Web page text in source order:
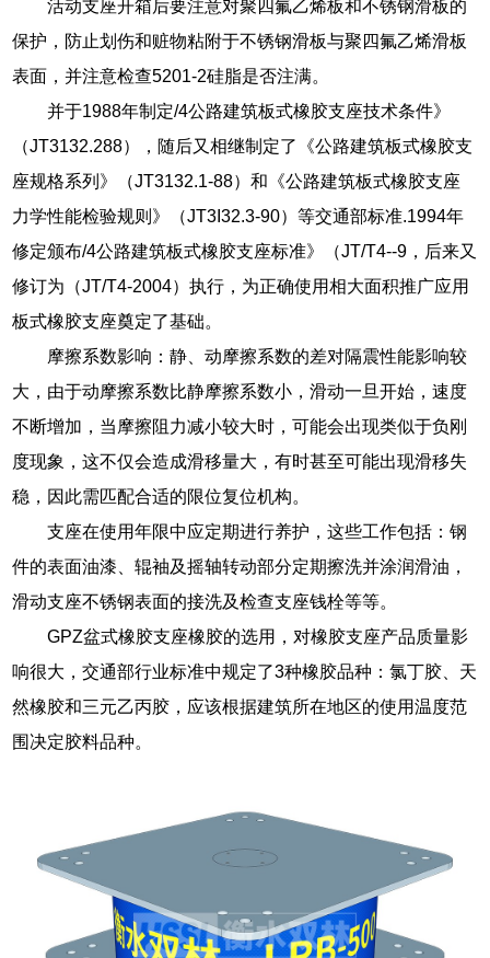
活动支座开箱后要注意对聚四氟乙烯板和不锈钢滑板的
保护，防止划伤和赃物粘附于不锈钢滑板与聚四氟乙烯滑板
表面，并注意检查5201-2硅脂是否注满。
并于1988年制定/4公路建筑板式橡胶支座技术条件》
（JT3132.288），随后又相继制定了《公路建筑板式橡胶支
座规格系列》（JT3132.1-88）和《公路建筑板式橡胶支座
力学性能检验规则》（JT3I32.3-90）等交通部标准.1994年
修定颁布/4公路建筑板式橡胶支座标准》（JT/T4--9，后来又
修订为（JT/T4-2004）执行，为正确使用相大面积推广应用
板式橡胶支座奠定了基础。
摩擦系数影响：静、动摩擦系数的差对隔震性能影响较
大，由于动摩擦系数比静摩擦系数小，滑动一旦开始，速度
不断增加，当摩擦阻力减小较大时，可能会出现类似于负刚
度现象，这不仅会造成滑移量大，有时甚至可能出现滑移失
稳，因此需匹配合适的限位复位机构。
支座在使用年限中应定期进行养护，这些工作包括：钢
件的表面油漆、辊袖及摇轴转动部分定期擦洗并涂润滑油，
滑动支座不锈钢表面的接洗及检查支座钱栓等等。
GPZ盆式橡胶支座橡胶的选用，对橡胶支座产品质量影
响很大，交通部行业标准中规定了3种橡胶品种：氯丁胶、天
然橡胶和三元乙丙胶，应该根据建筑所在地区的使用温度范
围决定胶料品种。